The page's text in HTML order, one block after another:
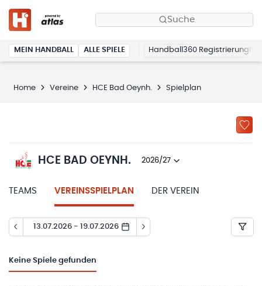
Suche
MEIN HANDBALL ALLE SPIELE Handball360 Registrierung
Home Vereine HCE Bad Oeynh. Spielplan
HCE BAD OEYNH. 2026/27
TEAMS VEREINSSPIELPLAN DER VEREIN
13.07.2026 - 19.07.2026
Keine Spiele gefunden